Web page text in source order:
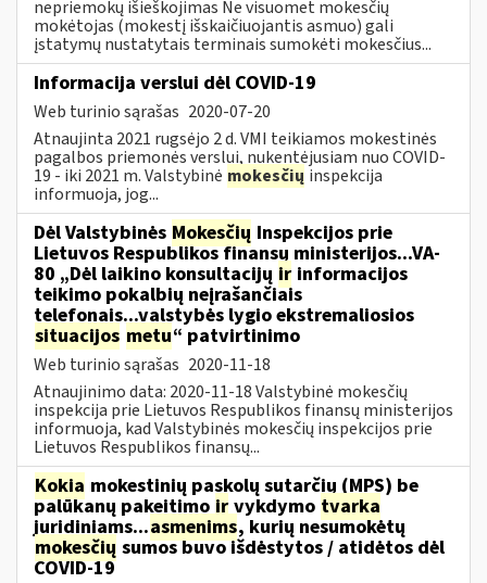
nepriemokų išieškojimas Ne visuomet mokesčių
mokėtojas (mokestį išskaičiuojantis asmuo) gali
įstatymų nustatytais terminais sumokėti mokesčius...
Informacija verslui dėl COVID-19
Web turinio sąrašas 2020-07-20
Atnaujinta 2021 rugsėjo 2 d. VMI teikiamos mokestinės
pagalbos priemonės verslui, nukentėjusiam nuo COVID-
19 - iki 2021 m. Valstybinė mokesčių inspekcija
informuoja, jog...
Dėl Valstybinės Mokesčių Inspekcijos prie
Lietuvos Respublikos finansų ministerijos...VA-
80 „Dėl laikino konsultacijų ir informacijos
teikimo pokalbių neįrašančiais
telefonais...valstybės lygio ekstremaliosios
situacijos metu“ patvirtinimo
Web turinio sąrašas 2020-11-18
Atnaujinimo data: 2020-11-18 Valstybinė mokesčių
inspekcija prie Lietuvos Respublikos finansų ministerijos
informuoja, kad Valstybinės mokesčių inspekcijos prie
Lietuvos Respublikos finansų...
Kokia mokestinių paskolų sutarčių (MPS) be
palūkanų pakeitimo ir vykdymo tvarka
juridiniams...asmenims, kurių nesumokėtų
mokesčių sumos buvo išdėstytos / atidėtos dėl
COVID-19